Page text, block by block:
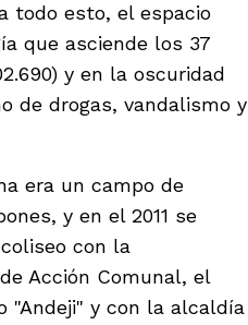
todo esto, el espacio
que asciende los 37
y en la oscuridad
de drogas, vandalismo y
era un campo de
y en el 2011 se
con la
Acción Comunal, el
"Andeji" y con la alcaldía